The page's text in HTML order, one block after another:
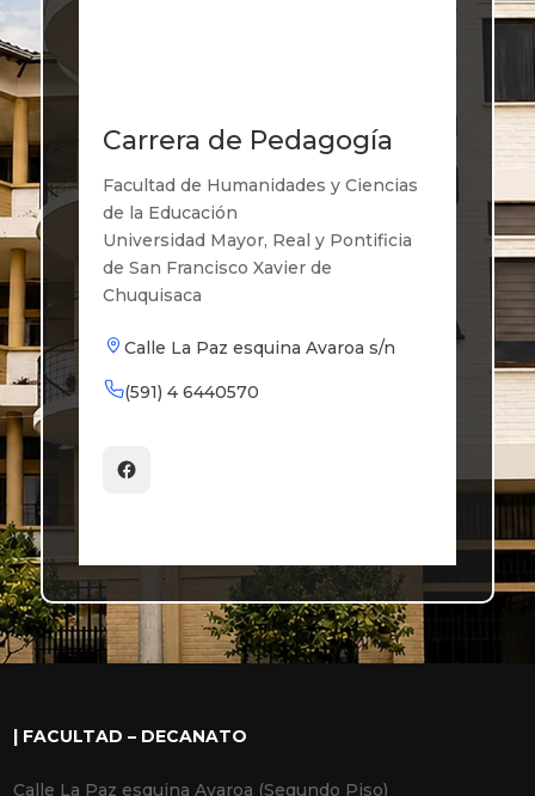
Carrera de Pedagogía
Facultad de Humanidades y Ciencias
de la Educación
Universidad Mayor, Real y Pontificia
de San Francisco Xavier de
Chuquisaca
Calle La Paz esquina Avaroa s/n
(591) 4 6440570
| FACULTAD – DECANATO
Calle La Paz esquina Avaroa (Segundo Piso)